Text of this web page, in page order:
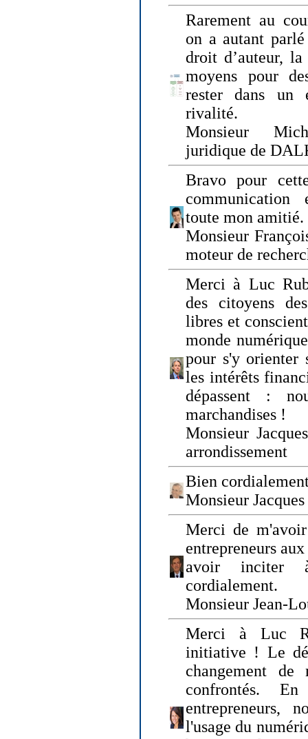
Rarement au
on a autant
droit d’auteur,
moyens pour
rester dans un
rivalité.
Monsieur
juridique de
Bravo pour
communication
toute mon amitié.
Monsieur
moteur de
Merci à Luc
des citoyens
libres et
monde
pour s'y orienter
les intérêts
dépassent :
marchandises !
Monsieur
arrondissement
Bien
Monsieur
Merci de
entrepreneurs
avoir inciter
cordialement.
Monsieur Jean-
Merci à Luc
initiative ! Le
changement de
confrontés.
entrepreneurs,
l'usage du